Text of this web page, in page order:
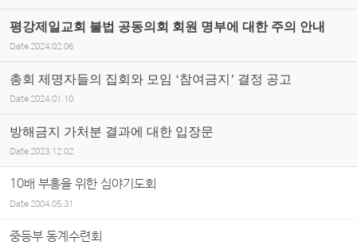
평강제일교회 불법 공동의회 회원 명부에 대한 주의 안내
Date 2024.02.06
총회 제명자들의 집회와 모임 ‘참여금지’ 결정 공고
Date 2024.01.10
방해금지 가처분 결과에 대한 입장문
Date 2023.12.02
10배 부흥을 위한 심야기도회
Date2004.05.31
중등부 동계수련회